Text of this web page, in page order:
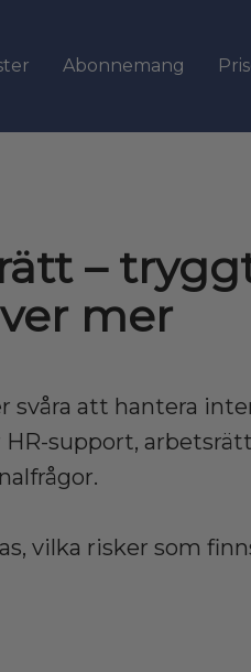
Abonnemang
–
mer
svåra att hantera
support,
vilka risker som